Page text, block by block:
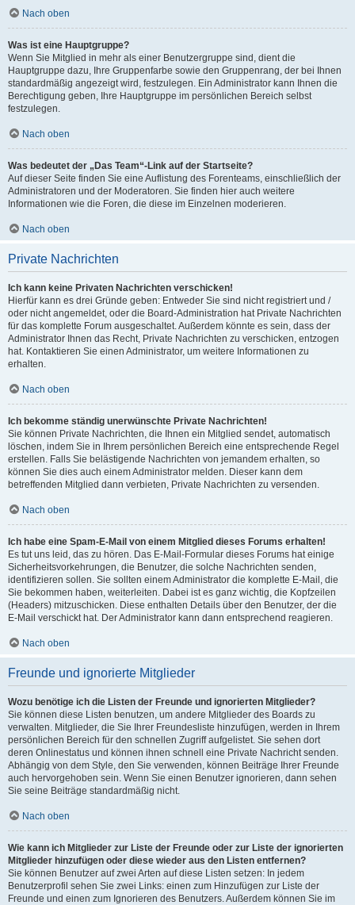
Nach oben
Was ist eine Hauptgruppe?
Wenn Sie Mitglied in mehr als einer Benutzergruppe sind, dient die
Hauptgruppe dazu, Ihre Gruppenfarbe sowie den Gruppenrang, der bei Ihnen
standardmäßig angezeigt wird, festzulegen. Ein Administrator kann Ihnen die
Berechtigung geben, Ihre Hauptgruppe im persönlichen Bereich selbst
festzulegen.
Nach oben
Was bedeutet der „Das Team“-Link auf der Startseite?
Auf dieser Seite finden Sie eine Auflistung des Forenteams, einschließlich der
Administratoren und der Moderatoren. Sie finden hier auch weitere
Informationen wie die Foren, die diese im Einzelnen moderieren.
Nach oben
Private Nachrichten
Ich kann keine Privaten Nachrichten verschicken!
Hierfür kann es drei Gründe geben: Entweder Sie sind nicht registriert und /
oder nicht angemeldet, oder die Board-Administration hat Private Nachrichten
für das komplette Forum ausgeschaltet. Außerdem könnte es sein, dass der
Administrator Ihnen das Recht, Private Nachrichten zu verschicken, entzogen
hat. Kontaktieren Sie einen Administrator, um weitere Informationen zu
erhalten.
Nach oben
Ich bekomme ständig unerwünschte Private Nachrichten!
Sie können Private Nachrichten, die Ihnen ein Mitglied sendet, automatisch
löschen, indem Sie in Ihrem persönlichen Bereich eine entsprechende Regel
erstellen. Falls Sie belästigende Nachrichten von jemandem erhalten, so
können Sie dies auch einem Administrator melden. Dieser kann dem
betreffenden Mitglied dann verbieten, Private Nachrichten zu versenden.
Nach oben
Ich habe eine Spam-E-Mail von einem Mitglied dieses Forums erhalten!
Es tut uns leid, das zu hören. Das E-Mail-Formular dieses Forums hat einige
Sicherheitsvorkehrungen, die Benutzer, die solche Nachrichten senden,
identifizieren sollen. Sie sollten einem Administrator die komplette E-Mail, die
Sie bekommen haben, weiterleiten. Dabei ist es ganz wichtig, die Kopfzeilen
(Headers) mitzuschicken. Diese enthalten Details über den Benutzer, der die
E-Mail verschickt hat. Der Administrator kann dann entsprechend reagieren.
Nach oben
Freunde und ignorierte Mitglieder
Wozu benötige ich die Listen der Freunde und ignorierten Mitglieder?
Sie können diese Listen benutzen, um andere Mitglieder des Boards zu
verwalten. Mitglieder, die Sie Ihrer Freundesliste hinzufügen, werden in Ihrem
persönlichen Bereich für den schnellen Zugriff aufgelistet. Sie sehen dort
deren Onlinestatus und können ihnen schnell eine Private Nachricht senden.
Abhängig von dem Style, den Sie verwenden, können Beiträge Ihrer Freunde
auch hervorgehoben sein. Wenn Sie einen Benutzer ignorieren, dann sehen
Sie seine Beiträge standardmäßig nicht.
Nach oben
Wie kann ich Mitglieder zur Liste der Freunde oder zur Liste der ignorierten
Mitglieder hinzufügen oder diese wieder aus den Listen entfernen?
Sie können Benutzer auf zwei Arten auf diese Listen setzen: In jedem
Benutzerprofil sehen Sie zwei Links: einen zum Hinzufügen zur Liste der
Freunde und einen zum Ignorieren des Benutzers. Außerdem können Sie im